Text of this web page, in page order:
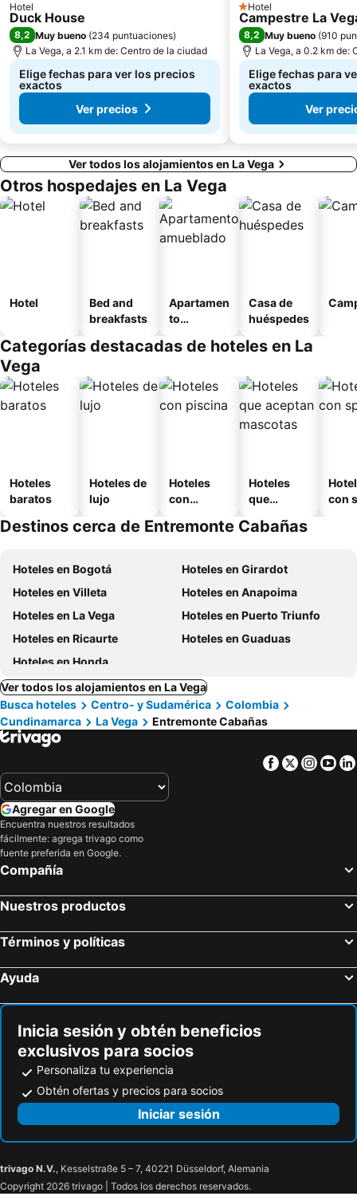
Hotel
Duck House
8,2 Muy bueno (234 puntuaciones)
La Vega, a 2.1 km de: Centro de la ciudad
Elige fechas para ver los precios
exactos
Ver precios
1 Estrellas
Hotel
Campestre La
8,2 Muy bueno (910
La Vega, a 0.2 km de:
Elige fechas para
exactos
Ver
Ver todos los alojamientos en La Vega
Otros hospedajes en La Vega
Hotel
Bed and
breakfasts
Apartamen
to
o
Casa de
huéspedes
Categorías destacadas de hoteles en La
Vega
Hoteles
baratos
Hoteles de
lujo
Hoteles
con
Hoteles
que
mascotas
con
Destinos cerca de Entremonte Cabañas
Hoteles en Bogotá
Hoteles en Girardot
Hoteles en Villeta
Hoteles en Anapoima
Hoteles en La Vega
Hoteles en Puerto Triunfo
Hoteles en Ricaurte
Hoteles en Guaduas
Hoteles en Honda
Ver todos los alojamientos en La Vega
Busca hoteles
Centro- y Sudamérica
Colombia
Cundinamarca
La Vega Entremonte Cabañas
Facebook
Twitter
Agregar en Google
Encuentra nuestros resultados
fácilmente: agrega trivago como
fuente preferida en Google.
Compañía
Nuestros productos
Términos y políticas
Ayuda
Inicia sesión y obtén beneficios
exclusivos para socios
Personaliza tu experiencia
Obtén ofertas y precios para socios
Iniciar sesión
trivago N.V., Kesselstraße 5 – 7, 40221 Düsseldorf, Alemania
Copyright 2026 trivago | Todos los derechos reservados.